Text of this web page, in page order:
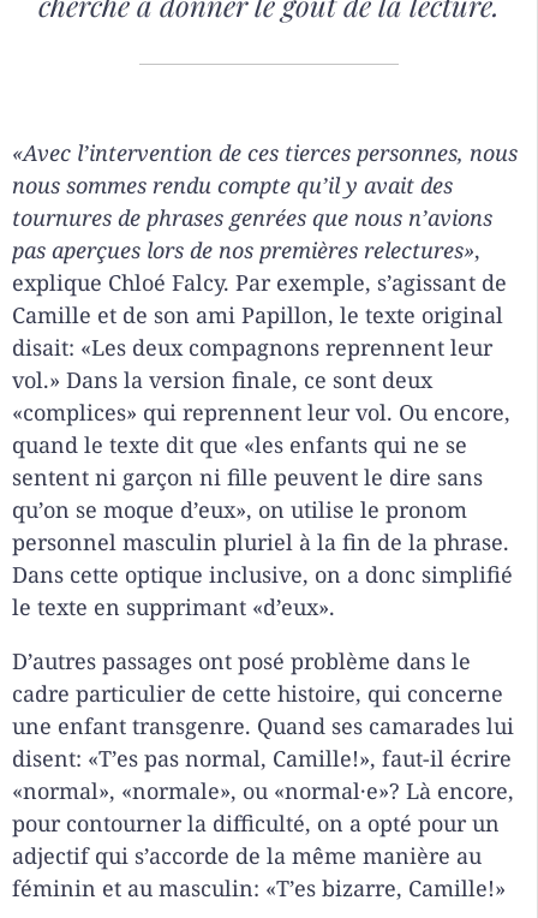
«Avec l’intervention de ces tierces personnes, nous
nous sommes rendu compte qu’il y avait des
tournures de phrases genrées que nous n’avions
pas aperçues lors de nos premières relectures»,
explique Chloé Falcy. Par exemple, s’agissant de
Camille et de son ami Papillon, le texte original
disait: «Les deux compagnons reprennent leur
vol.» Dans la version finale, ce sont deux
«complices» qui reprennent leur vol. Ou encore,
quand le texte dit que «les enfants qui ne se
sentent ni garçon ni fille peuvent le dire sans
qu’on se moque d’eux», on utilise le pronom
personnel masculin pluriel à la fin de la phrase.
Dans cette optique inclusive, on a donc simplifié
le texte en supprimant «d’eux».
D’autres passages ont posé problème dans le
cadre particulier de cette histoire, qui concerne
une enfant transgenre. Quand ses camarades lui
disent: «T’es pas normal, Camille!», faut-il écrire
«normal», «normale», ou «normal·e»? Là encore,
pour contourner la difficulté, on a opté pour un
adjectif qui s’accorde de la même manière au
féminin et au masculin: «T’es bizarre, Camille!»